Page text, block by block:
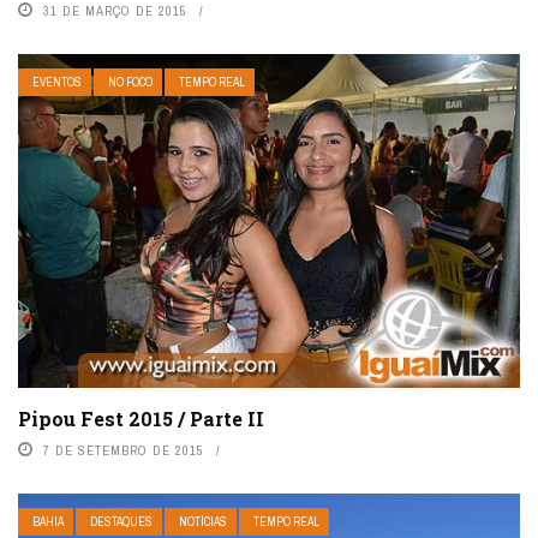
31 DE MARÇO DE 2015
EVENTOS NO FOCO TEMPO REAL
Pipou Fest 2015 / Parte II
7 DE SETEMBRO DE 2015
BAHIA DESTAQUES NOTÍCIAS TEMPO REAL